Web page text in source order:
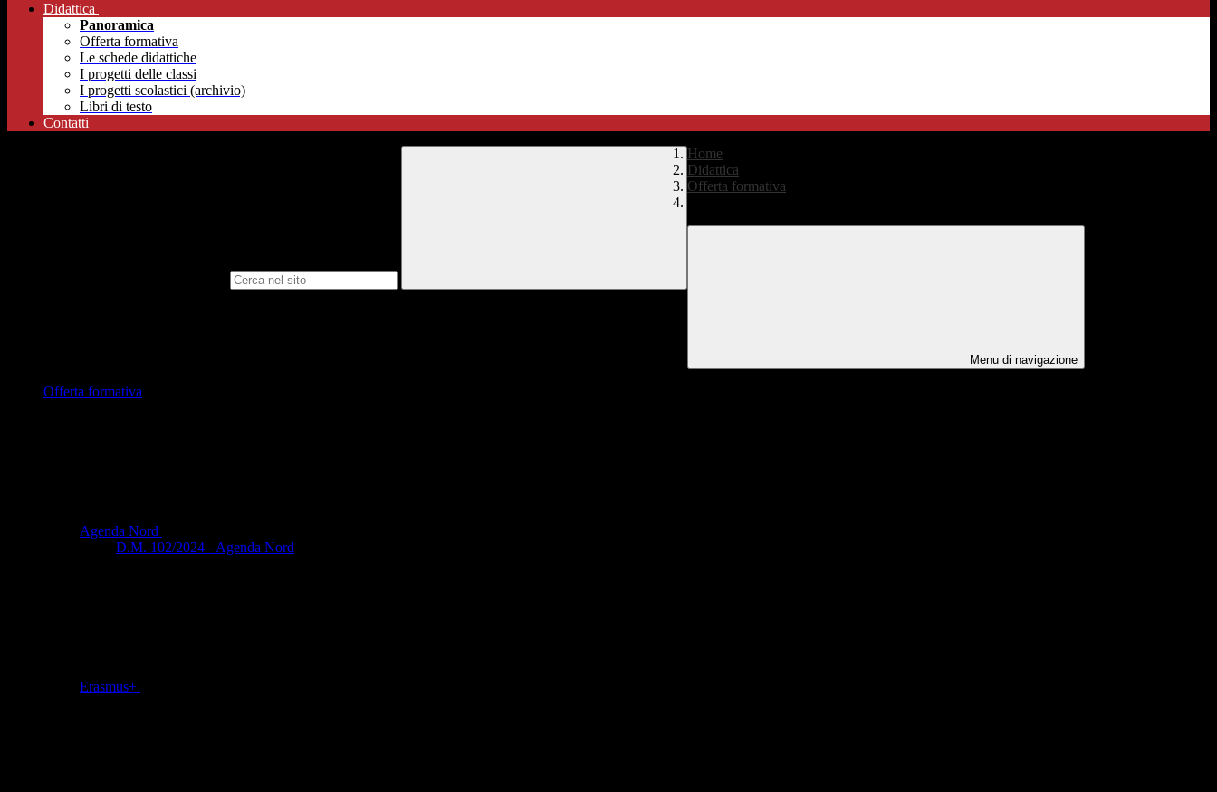
Didattica
Panoramica
Offerta formativa
Le schede didattiche
I progetti delle classi
I progetti scolastici (archivio)
Libri di testo
Contatti
Home
Didattica
Offerta formativa
Menu di navigazione
Offerta formativa
Agenda Nord
D.M. 102/2024 - Agenda Nord
Erasmus+